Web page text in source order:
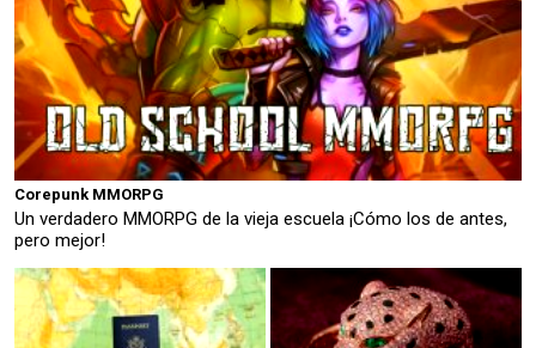
Corepunk MMORPG
Un verdadero MMORPG de la vieja escuela ¡Cómo los de antes,
pero mejor!